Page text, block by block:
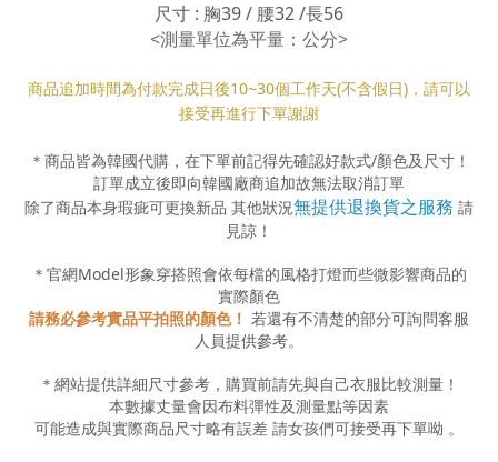
尺寸 : 胸39 / 腰32 /長56
<測量單位為平量：公分>
商品追加時間為付款完成日後10~30個工作天(不含假日)，請可以
接受再進行下單謝謝
＊商品皆為韓國代購，在下單前記得先確認好款式/顏色及尺寸！
訂單成立後即向韓國廠商追加故無法取消訂單
除了商品本身瑕疵可更換新品 其他狀況無提供退換貨之服務 請
見諒！
＊官網Model形象穿搭照會依每檔的風格打燈而些微影響商品的
實際顏色
請務必參考實品平拍照的顏色！ 若還有不清楚的部分可詢問客服
人員提供參考。
＊網站提供詳細尺寸參考，購買前請先與自己衣服比較測量！
本數據丈量會因布料彈性及測量點等因素
可能造成與實際商品尺寸略有誤差 請女孩們可接受再下單呦 。